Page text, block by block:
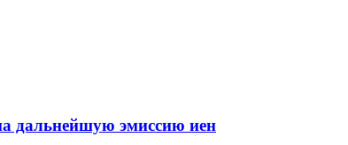
дальнейшую эмиссию иен